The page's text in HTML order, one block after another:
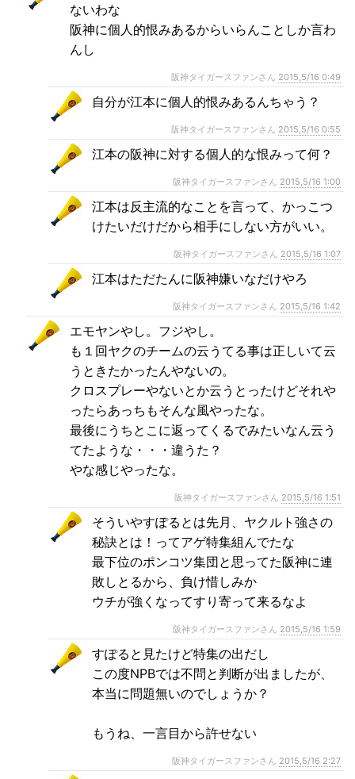
ないわな
阪神に個人的恨みあるからいらんことしか言わ
んし
阪神タイガースファンさん 2015,5/16 0:49
自分が江本に個人的恨みあるんちゃう？
阪神タイガースファンさん 2015,5/16 0:55
江本の阪神に対する個人的な恨みって何？
阪神タイガースファンさん 2015,5/16 1:00
江本は反主流的なことを言って、かっこつ
けたいだけだから相手にしない方がいい。
阪神タイガースファンさん 2015,5/16 1:07
江本はただたんに阪神嫌いなだけやろ
阪神タイガースファンさん 2015,5/16 1:42
エモヤンやし。フジやし。
も１回ヤクのチームの云うてる事は正しいて云
うときたかったんやないの。
クロスプレーやないとか云うとったけどそれや
ったらあっちもそんな風やったな。
最後にうちとこに返ってくるでみたいなん云う
てたような・・・違うた？
やな感じやったな。
阪神タイガースファンさん 2015,5/16 1:51
そういやすぽるとは先月、ヤクルト強さの
秘訣とは！ってアゲ特集組んでたな
最下位のポンコツ集団と思ってた阪神に連
敗しとるから、負け惜しみか
ウチが強くなってすり寄って来るなよ
阪神タイガースファンさん 2015,5/16 1:59
すぽると見たけど特集の出だし
この度NPBでは不問と判断が出ましたが、
本当に問題無いのでしょうか？
もうね、一言目から許せない
阪神タイガースファンさん 2015,5/16 2:27